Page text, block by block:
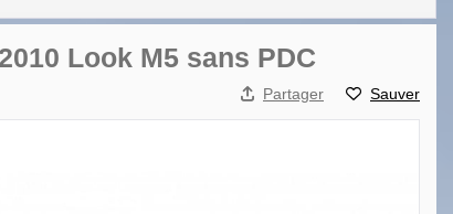
Look M5 sans PDC
Partager Sauver